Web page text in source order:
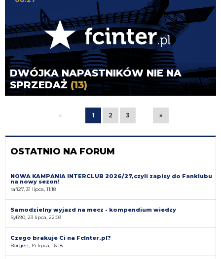
DWÓJKA NAPASTNIKÓW NIE NA
SPRZEDAŻ (13)
« 1 2 3 »
OSTATNIO NA FORUM
NOWA KAMPANIA INTERCLUB 2026/27,czyli zapisy do Fanklubu
na nowy sezon!
rafi27, 31 lipca, 11:18
Samodzielny wyjazd na mecz - kompendium wiedzy
SyR90, 23 lipca, 22:03
Czego brakuje Ci na FcInter.pl?
Borgen, 14 lipca, 16:18